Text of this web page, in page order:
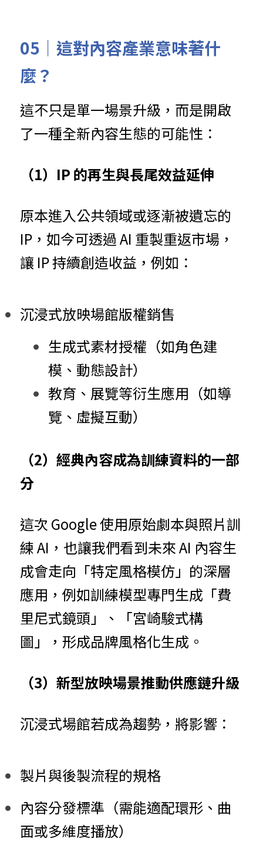
05｜這對內容產業意味著什
麼？
這不只是單一場景升級，而是開啟
了一種全新內容生態的可能性：
（1）IP 的再生與長尾效益延伸
原本進入公共領域或逐漸被遺忘的
IP，如今可透過 AI 重製重返市場，
讓 IP 持續創造收益，例如：
沉浸式放映場館版權銷售
生成式素材授權（如角色建
模、動態設計）
教育、展覽等衍生應用（如導
覽、虛擬互動）
（2）經典內容成為訓練資料的一部
分
這次 Google 使用原始劇本與照片訓
練 AI，也讓我們看到未來 AI 內容生
成會走向「特定風格模仿」的深層
應用，例如訓練模型專門生成「費
里尼式鏡頭」、「宮崎駿式構
圖」，形成品牌風格化生成。
（3）新型放映場景推動供應鏈升級
沉浸式場館若成為趨勢，將影響：
製片與後製流程的規格
內容分發標準（需能適配環形、曲
面或多維度播放）